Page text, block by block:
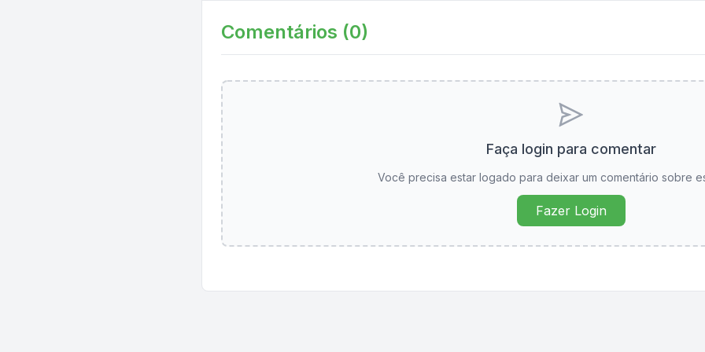
Comentários (0)
Faça login para comentar
Você precisa estar logado para deixar um comentário sobre
Fazer Login